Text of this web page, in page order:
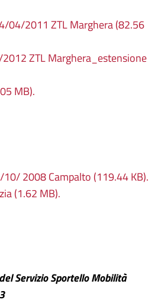
04/2011 ZTL Marghera (82.56
ZTL Marghera_estensione
MB).
2008 Campalto (119.44 KB).
(1.62 MB).
Servizio Sportello Mobilità